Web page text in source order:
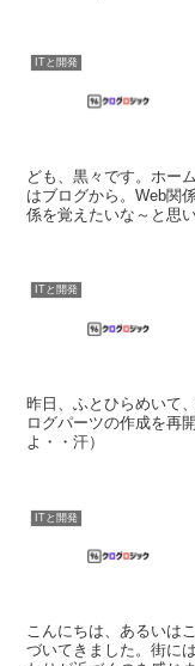
ITと開発
ども、黒々です。ホー
はブログから。Web関
係を覚えたいな～と思
ITと開発
昨日、ふとひらめいて
ログパーツの作成を再
よ・・汗）
ITと開発
こんにちは、あるいは
づいてきました。街に